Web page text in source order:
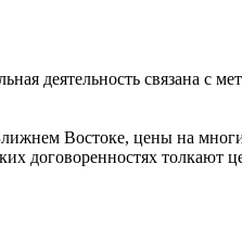
деятельность связана
Востоке, цены на
договоренностях